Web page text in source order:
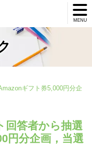
MENU
ギフト券5,000円分企
回答者から抽選
円分企画，当選